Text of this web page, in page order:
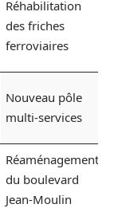
Réhabilitation
des friches
ferroviaires
Nouveau pôle
multi-services
Réaménagement
du boulevard
Jean-Moulin